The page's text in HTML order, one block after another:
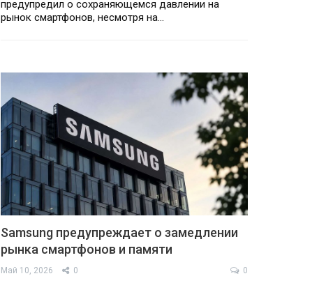
предупредил о сохраняющемся давлении на
рынок смартфонов, несмотря на…
Samsung предупреждает о замедлении
рынка смартфонов и памяти
Май 10, 2026 0 0